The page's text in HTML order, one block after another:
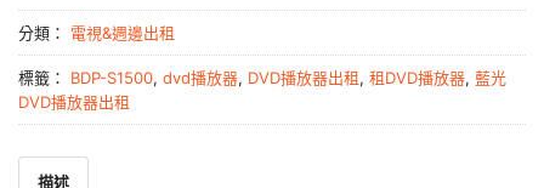
分類： 電視&週邊出租
標籤： BDP-S1500, dvd播放器, DVD播放器出租, 租DVD播放器, 藍光
DVD播放器出租
描述